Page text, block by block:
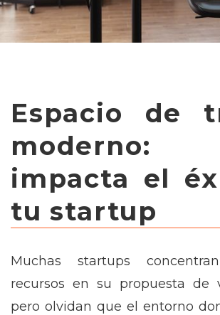
Espacio de
moderno:
impacta el
tu startup
Muchas startups
recursos en su propuesta de
pero olvidan que el entorno